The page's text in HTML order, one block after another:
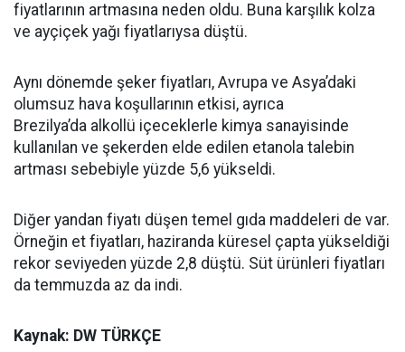
fiyatlarının artmasına neden oldu. Buna karşılık kolza
ve ayçiçek yağı fiyatlarıysa düştü.
Aynı dönemde şeker fiyatları, Avrupa ve Asya’daki
olumsuz hava koşullarının etkisi, ayrıca
Brezilya’da alkollü içeceklerle kimya sanayisinde
kullanılan ve şekerden elde edilen etanola talebin
artması sebebiyle yüzde 5,6 yükseldi.
Diğer yandan fiyatı düşen temel gıda maddeleri de var.
Örneğin et fiyatları, haziranda küresel çapta yükseldiği
rekor seviyeden yüzde 2,8 düştü. Süt ürünleri fiyatları
da temmuzda az da indi.
Kaynak: DW TÜRKÇE